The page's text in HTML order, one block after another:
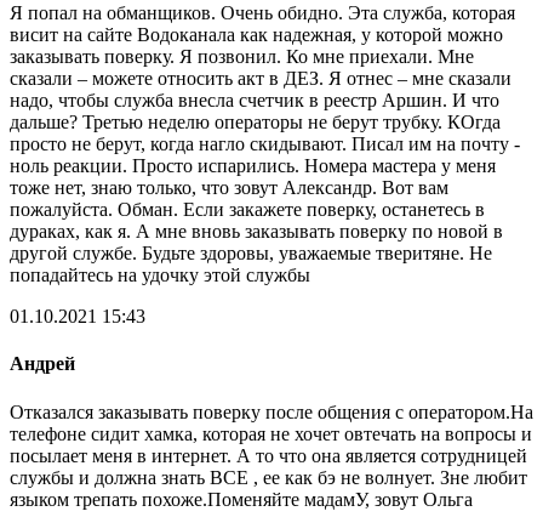
Я попал на обманщиков. Очень обидно. Эта служба, которая
висит на сайте Водоканала как надежная, у которой можно
заказывать поверку. Я позвонил. Ко мне приехали. Мне
сказали – можете относить акт в ДЕЗ. Я отнес – мне сказали
надо, чтобы служба внесла счетчик в реестр Аршин. И что
дальше? Третью неделю операторы не берут трубку. КОгда
просто не берут, когда нагло скидывают. Писал им на почту -
ноль реакции. Просто испарились. Номера мастера у меня
тоже нет, знаю только, что зовут Александр. Вот вам
пожалуйста. Обман. Если закажете поверку, останетесь в
дураках, как я. А мне вновь заказывать поверку по новой в
другой службе. Будьте здоровы, уважаемые тверитяне. Не
попадайтесь на удочку этой службы
01.10.2021 15:43
Андрей
Отказался заказывать поверку после общения с оператором.На
телефоне сидит хамка, которая не хочет овтечать на вопросы и
посылает меня в интернет. А то что она является сотрудницей
службы и должна знать ВСЕ , ее как бэ не волнует. Зне любит
языком трепать похоже.Поменяйте мадамУ, зовут Ольга